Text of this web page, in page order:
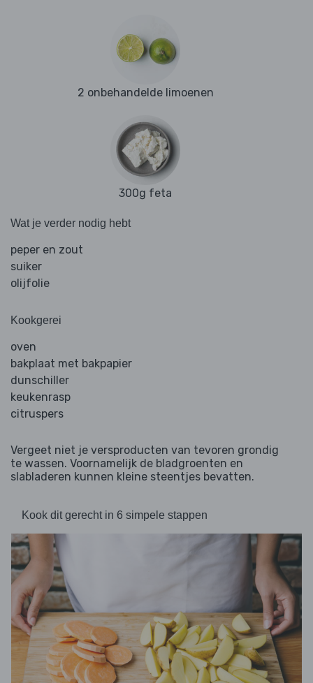
2 onbehandelde limoenen
300g feta
Wat je verder nodig hebt
peper en zout
suiker
olijfolie
Kookgerei
oven
bakplaat met bakpapier
dunschiller
keukenrasp
citruspers
Vergeet niet je versproducten van tevoren grondig
te wassen. Voornamelijk de bladgroenten en
slabladeren kunnen kleine steentjes bevatten.
Kook dit gerecht in 6 simpele stappen